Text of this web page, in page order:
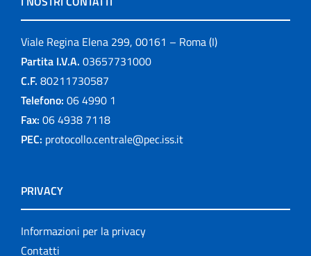
Viale Regina Elena 299, 00161 – Roma (I)
Partita I.V.A. 03657731000
C.F. 80211730587
Telefono: 06 4990 1
Fax: 06 4938 7118
PEC: protocollo.centrale@pec.iss.it
PRIVACY
Informazioni per la privacy
Contatti